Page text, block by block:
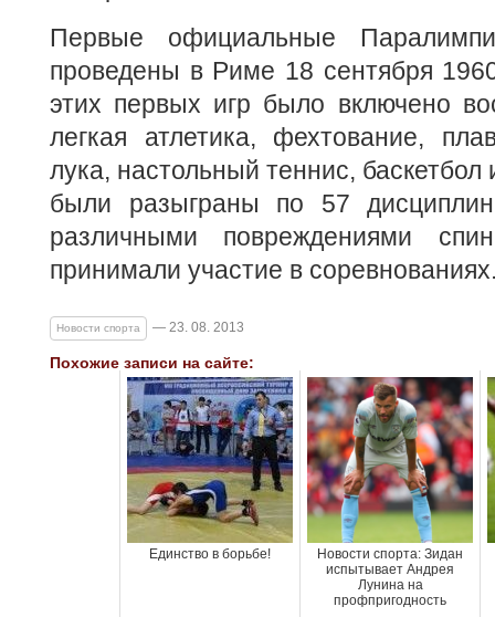
Первые официальные
проведены в Риме 18 сентября
этих первых игр было включено
легкая атлетика, фехтование,
лука, настольный теннис,
были разыграны по 57
различными повреждениями
принимали участие в
Новости спорта — 23. 08. 2013
Похожие записи на сайте:
Единство в борьбе!
Новости спорта: Зидан
испытывает Андрея
Лунина на
профпригодность